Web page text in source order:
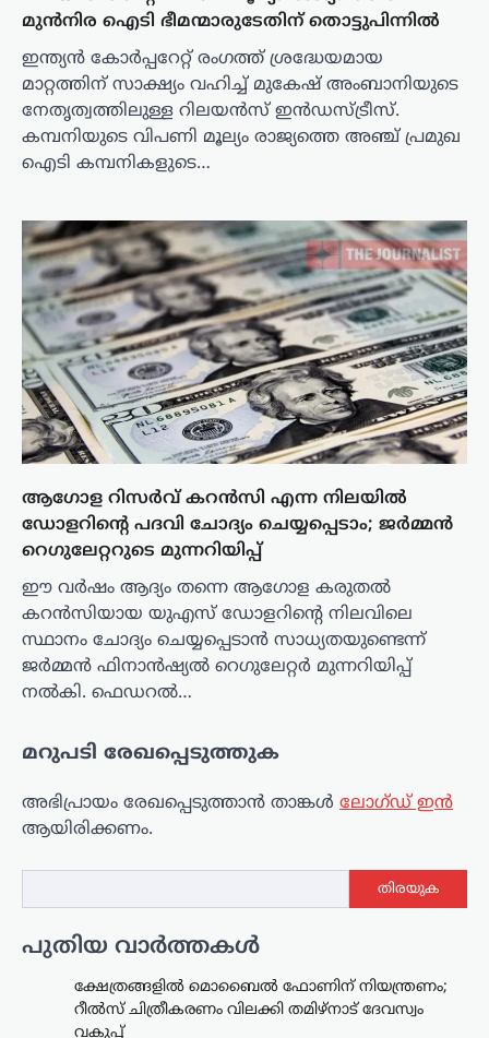
മുൻനിര ഐടി ഭീമന്മാരുടേതിന് തൊട്ടുപിന്നിൽ
ഇന്ത്യൻ കോർപ്പറേറ്റ് രംഗത്ത് ശ്രദ്ധേയമായ
മാറ്റത്തിന് സാക്ഷ്യം വഹിച്ച് മുകേഷ് അംബാനിയുടെ
നേതൃത്വത്തിലുള്ള റിലയൻസ് ഇൻഡസ്ട്രീസ്.
കമ്പനിയുടെ വിപണി മൂല്യം രാജ്യത്തെ അഞ്ച് പ്രമുഖ
ഐടി കമ്പനികളുടെ…
ആഗോള റിസർവ് കറൻസി എന്ന നിലയിൽ
ഡോളറിന്റെ പദവി ചോദ്യം ചെയ്യപ്പെടാം; ജർമ്മൻ
റെഗുലേറ്ററുടെ മുന്നറിയിപ്പ്
ഈ വർഷം ആദ്യം തന്നെ ആഗോള കരുതൽ
കറൻസിയായ യുഎസ് ഡോളറിന്റെ നിലവിലെ
സ്ഥാനം ചോദ്യം ചെയ്യപ്പെടാൻ സാധ്യതയുണ്ടെന്ന്
ജർമ്മൻ ഫിനാൻഷ്യൽ റെഗുലേറ്റർ മുന്നറിയിപ്പ്
നൽകി. ഫെഡറൽ…
മറുപടി രേഖപ്പെടുത്തുക
അഭിപ്രായം രേഖപ്പെടുത്താ‍ൻ താങ്കൾ ലോഗ്ഡ് ഇൻ
ആയിരിക്കണം.
തിരയുക
പുതിയ വാർത്തകൾ
ക്ഷേത്രങ്ങളിൽ മൊബൈൽ ഫോണിന് നിയന്ത്രണം;
റീൽസ് ചിത്രീകരണം വിലക്കി തമിഴ്നാട് ദേവസ്വം
വകുപ്പ്